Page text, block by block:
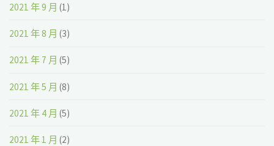
2021 年 9 月 (1)
2021 年 8 月 (3)
2021 年 7 月 (5)
2021 年 5 月 (8)
2021 年 4 月 (5)
2021 年 1 月 (2)